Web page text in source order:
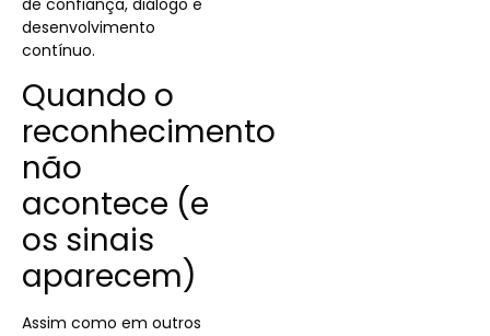
desenvolvimento
contínuo.
Quando o
reconhecimento
não
acontece (e
os sinais
aparecem)
Assim como em outros